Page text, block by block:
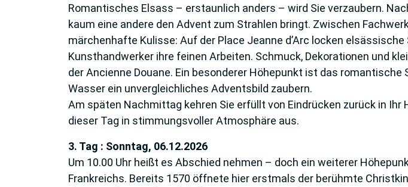
Romantisches Elsass – erstaunlich anders – wird Sie verzaubern.
kaum eine andere den Advent zum Strahlen bringt. Zwischen
märchenhafte Kulisse: Auf der Place Jeanne d’Arc locken
Kunsthandwerker ihre feinen Arbeiten. Schmuck, Dekorationen und
der Ancienne Douane. Ein besonderer Höhepunkt ist das
Wasser ein unvergleichliches Adventsbild zaubern.
Am späten Nachmittag kehren Sie erfüllt von Eindrücken zurück in
dieser Tag in stimmungsvoller Atmosphäre aus.
3. Tag : Sonntag, 06.12.2026
Um 10.00 Uhr heißt es Abschied nehmen – doch ein weiterer
Frankreichs. Bereits 1570 öffnete hier erstmals der berühmte